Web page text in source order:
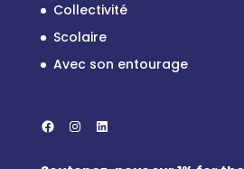
Collectivité
Scolaire
Avec son entourage
Facebook Instagram LinkedIn